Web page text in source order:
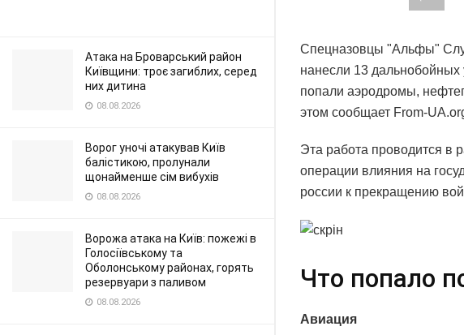
Атака на Броварський район
Київщини: троє загиблих, серед
них дитина
08.08.2026
Ворог уночі атакував Київ
балістикою, пролунали
щонайменше сім вибухів
08.08.2026
Ворожа атака на Київ: пожежі в
Голосіївському та
Оболонському районах, горять
резервуари з паливом
08.08.2026
Спецназовцы "Альфы"
нанесли 13
попали аэродромы,
этом сообщает From-
Эта работа проводится в
операции влияния на
россии к прекращению
Что попало
Авиация